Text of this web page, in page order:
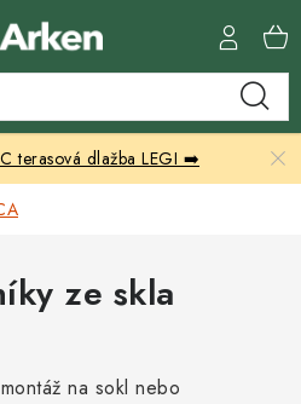
terasová dlažba LEGI ➡️
ze skla
na sokl nebo